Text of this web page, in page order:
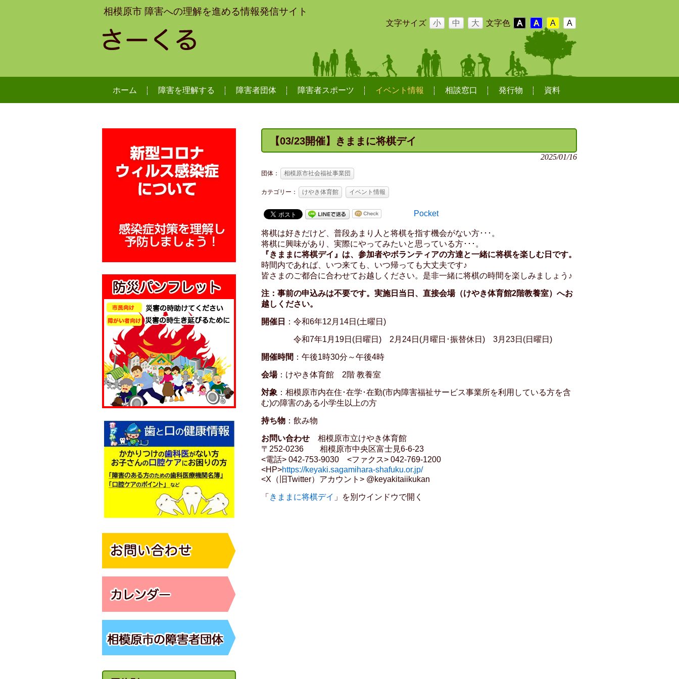
相模原市 障害への理解を進める情報発信サイト
文字サイズ 小 中 大 文字色 A A A A
ホーム 障害を理解する 障害者団体 障害者スポーツ イベント情報 相談窓口 発行物 資料
【03/23開催】きままに将棋デイ
2025/01/16
団体： 相模原市社会福祉事業団
カテゴリー： けやき体育館 イベント情報
Pocket
将棋は好きだけど、普段あまり人と将棋を指す機会がない方･･･。
将棋に興味があり、実際にやってみたいと思っている方･･･。
『きままに将棋デイ』は、参加者やボランティアの方達と一緒に将棋を楽しむ日です。
時間内であれば、いつ来ても、いつ帰っても大丈夫です♪
皆さまのご都合に合わせてお越しください。是非一緒に将棋の時間を楽しみましょう♪
注：事前の申込みは不要です。実施日当日、直接会場（けやき体育館2階教養室）へお
越しください。
開催日 ：令和6年12月14日(土曜日)
令和7年1月19日(日曜日) 2月24日(月曜日･振替休日) 3月23日(日曜日)
開催時間 ：午後1時30分～午後4時
会場：けやき体育館 2階 教養室
対象 ：相模原市内在住･在学･在勤(市内障害福祉サービス事業所を利用している方を含
む)の障害のある小学生以上の方
持ち物 ：飲み物
お問い合わせ 相模原市立けやき体育館
〒252-0236 相模原市中央区富士見6-6-23
<電話> 042-753-9030 <ファクス> 042-769-1200
<HP>https://keyaki.sagamihara-shafuku.or.jp/
<X（旧Twitter）アカウント> @keyakitaiikukan
「 きままに将棋デイ 」を別ウインドウで開く